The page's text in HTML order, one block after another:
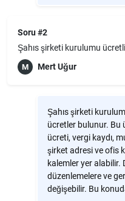
Soru #2
Şahıs şirketi kurulumu
M Mert Uğur
Şahıs şirketi
ücretler bulunur. Bu
ücreti, vergi kaydı,
şirket adresi ve ofis
kalemler yer alabilir.
düzenlemelere ve
değişebilir. Bu